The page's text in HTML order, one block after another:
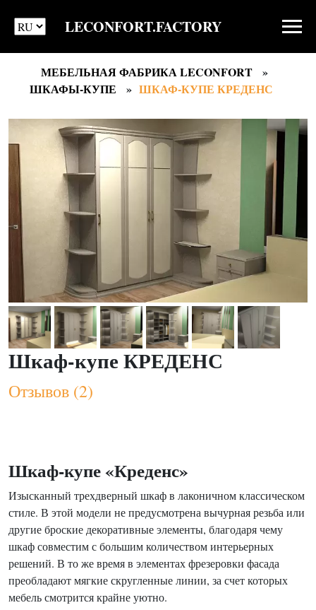
LECONFORT.FACTORY
МЕБЕЛЬНАЯ ФАБРИКА LECONFORT
ШКАФЫ-КУПЕ
ШКАФ-КУПЕ КРЕДЕНС
Шкаф-купе КРЕДЕНС
Отзывов (2)
Шкаф-купе «Креденс»
Изысканный трехдверный шкаф в лаконичном классическом
стиле. В этой модели не предусмотрена вычурная резьба или
другие броские декоративные элементы, благодаря чему
шкаф совместим с большим количеством интерьерных
решений. В то же время в элементах фрезеровки фасада
преобладают мягкие скругленные линии, за счет которых
мебель смотрится крайне уютно.